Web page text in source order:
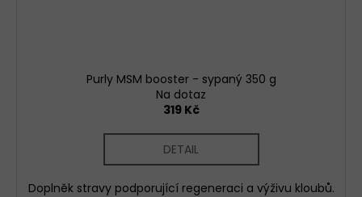
Purly MSM booster - sypaný 350 g
Na dotaz
319 Kč
DETAIL
Doplněk stravy podporující regeneraci a výživu kloubů.